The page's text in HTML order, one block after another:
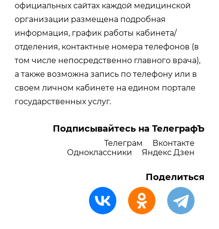
официальных сайтах каждой медицинской
организации размещена подробная
информация, график работы кабинета/
отделения, контактные номера телефонов (в
том числе непосредственно главного врача),
а также возможна запись по телефону или в
своем личном кабинете на едином портале
государственных услуг.
Подписывайтесь на ТелеграфЪ
Телеграм
Вконтакте
Одноклассники
Яндекс Дзен
Поделиться